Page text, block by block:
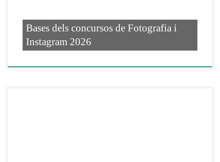
Bases dels concursos de Fotografia i
Instagram 2026